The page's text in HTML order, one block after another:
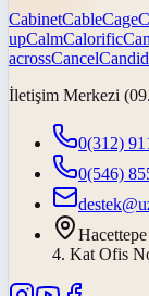
CabinetCableCage
upCalmCalorific
acrossCancel
İletişim Merkezi
0(312)
0(546)
4. Kat Ofis